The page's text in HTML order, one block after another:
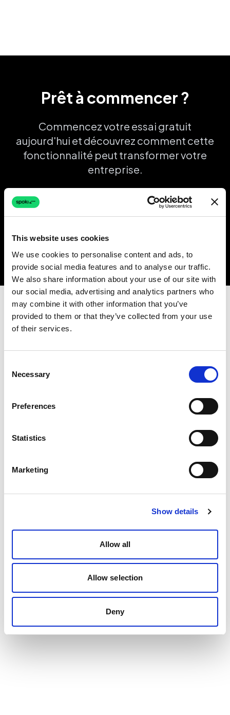
This website uses cookies
We use cookies to personalise content and ads, to
provide social media features and to analyse our traffic.
We also share information about your use of our site with
our social media, advertising and analytics partners who
may combine it with other information that you’ve
provided to them or that they’ve collected from your use
of their services.
Selection
Necessary
Preferences
Statistics
Marketing
Show details
Allow all
Allow selection
Deny
Prêt à commencer ?
Commencez votre essai gratuit
aujourd'hui et découvrez comment cette
fonctionnalité peut transformer votre
entreprise.
Réserver une Démo